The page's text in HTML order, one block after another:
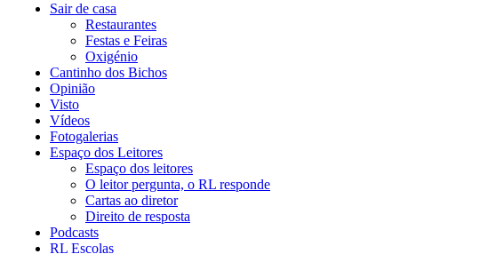
Sair de casa
Restaurantes
Festas e Feiras
Oxigénio
Cantinho dos Bichos
Opinião
Visto
Vídeos
Fotogalerias
Espaço dos Leitores
Espaço dos leitores
O leitor pergunta, o RL responde
Cartas ao diretor
Direito de resposta
Podcasts
RL Escolas